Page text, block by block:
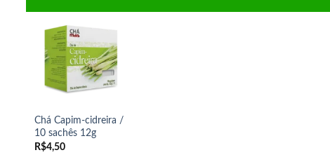
Chá Capim-cidreira /
10 sachês 12g
R$4,50